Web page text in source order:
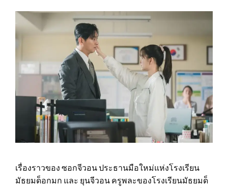
เรื่องราวของ ซอกจีวอน ประธานมือใหม่แห่งโรงเรียน
มัธยมด็อกมก และ ยุนจีวอน ครูพละของโรงเรียนมัธยมด็